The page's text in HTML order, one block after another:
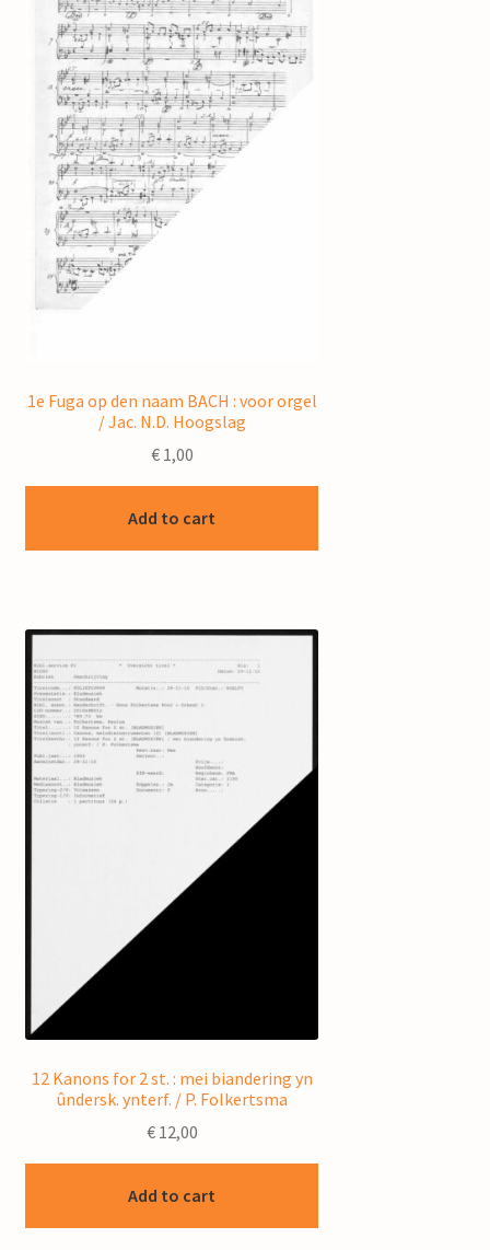
1e Fuga op den naam BACH : voor orgel
/ Jac. N.D. Hoogslag
€1,00
Add to cart
12 Kanons for 2 st. : mei biandering yn
ûndersk. ynterf. / P. Folkertsma
€12,00
Add to cart